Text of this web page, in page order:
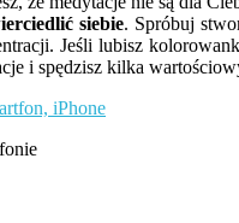
siebie. Spróbuj
Jeśli lubisz
i spędzisz kilka